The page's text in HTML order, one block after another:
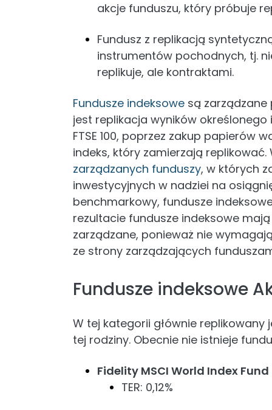
akcje funduszu, który próbuje
Fundusz z replikacją
instrumentów pochodnych, tj.
replikuje, ale kontraktami.
Fundusze indeksowe są
jest replikacja wyników określonego
FTSE 100, poprzez zakup papierów
indeks, który zamierzają
zarządzanych funduszy, w których
inwestycyjnych w nadziei na
benchmarkowy, fundusze
rezultacie fundusze indeksowe
zarządzane, ponieważ nie
ze strony zarządzających
Fundusze indeksowe
W tej kategorii głównie replikowany
tej rodziny. Obecnie nie istnieje
Fidelity MSCI World Index Fund
TER: 0,12%